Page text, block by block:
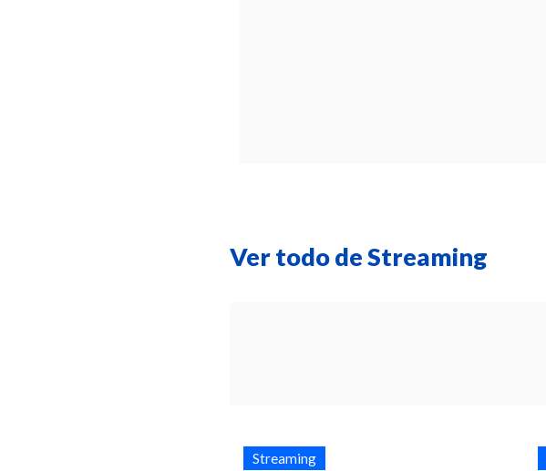
Ver todo de Streaming
Streaming